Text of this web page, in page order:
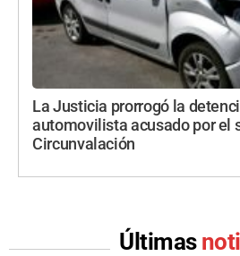
La Justicia prorrogó la
automovilista acusado por el
Circunvalación
Últimas